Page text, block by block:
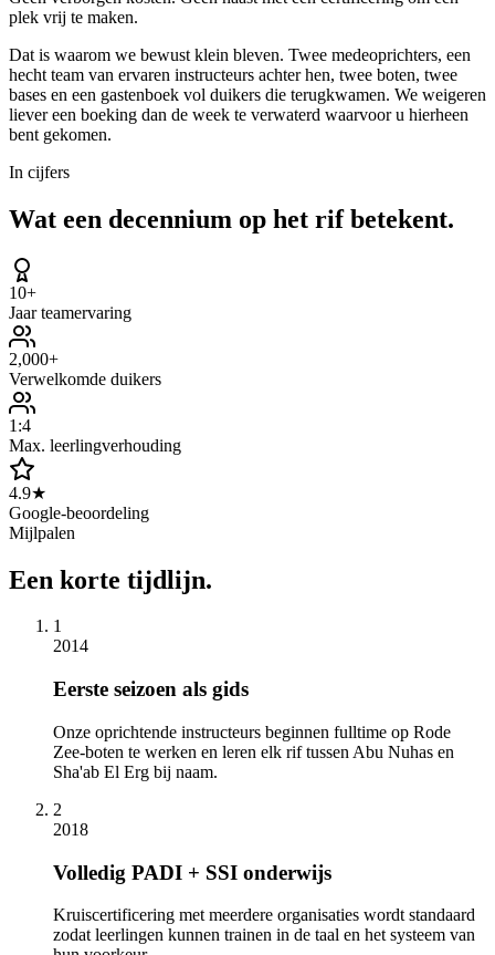
plek vrij te maken.
Dat is waarom we bewust klein bleven. Twee medeoprichters, een
hecht team van ervaren instructeurs achter hen, twee boten, twee
bases en een gastenboek vol duikers die terugkwamen. We weigeren
liever een boeking dan de week te verwaterd waarvoor u hierheen
bent gekomen.
In cijfers
Wat een decennium op het rif betekent.
10+
Jaar teamervaring
2,000+
Verwelkomde duikers
1:4
Max. leerlingverhouding
4.9★
Google-beoordeling
Mijlpalen
Een korte tijdlijn.
1
2014
Eerste seizoen als gids
Onze oprichtende instructeurs beginnen fulltime op Rode
Zee-boten te werken en leren elk rif tussen Abu Nuhas en
Sha'ab El Erg bij naam.
2
2018
Volledig PADI + SSI onderwijs
Kruiscertificering met meerdere organisaties wordt standaard
zodat leerlingen kunnen trainen in de taal en het systeem van